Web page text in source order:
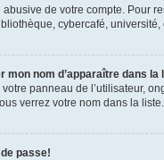
abusive de votre compte. Pour
cybercafé,
mon nom d’apparaître dans
panneau de l’utilisateur,
verrez votre nom dans la
passe!